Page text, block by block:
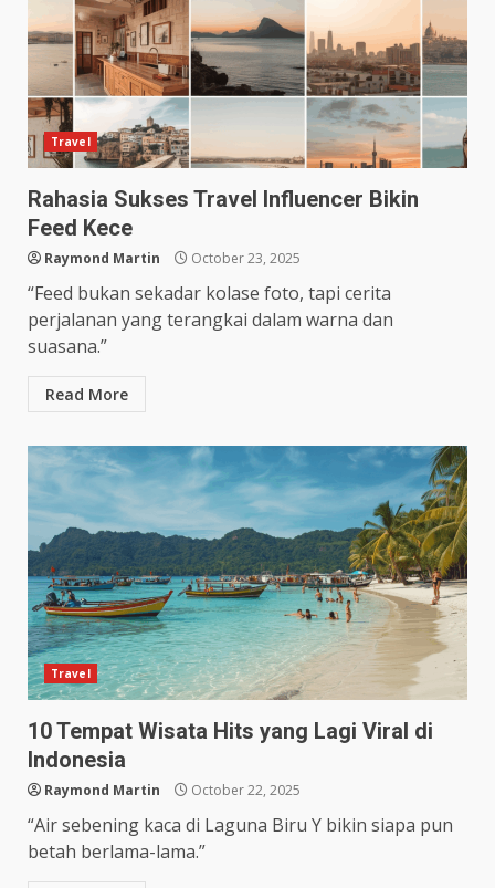
Travel
Rahasia Sukses Travel Influencer Bikin
Feed Kece
Raymond Martin October 23, 2025
“Feed bukan sekadar kolase foto, tapi cerita
perjalanan yang terangkai dalam warna dan
suasana.”
Read More
Travel
10 Tempat Wisata Hits yang Lagi Viral di
Indonesia
Raymond Martin October 22, 2025
“Air sebening kaca di Laguna Biru Y bikin siapa pun
betah berlama-lama.”